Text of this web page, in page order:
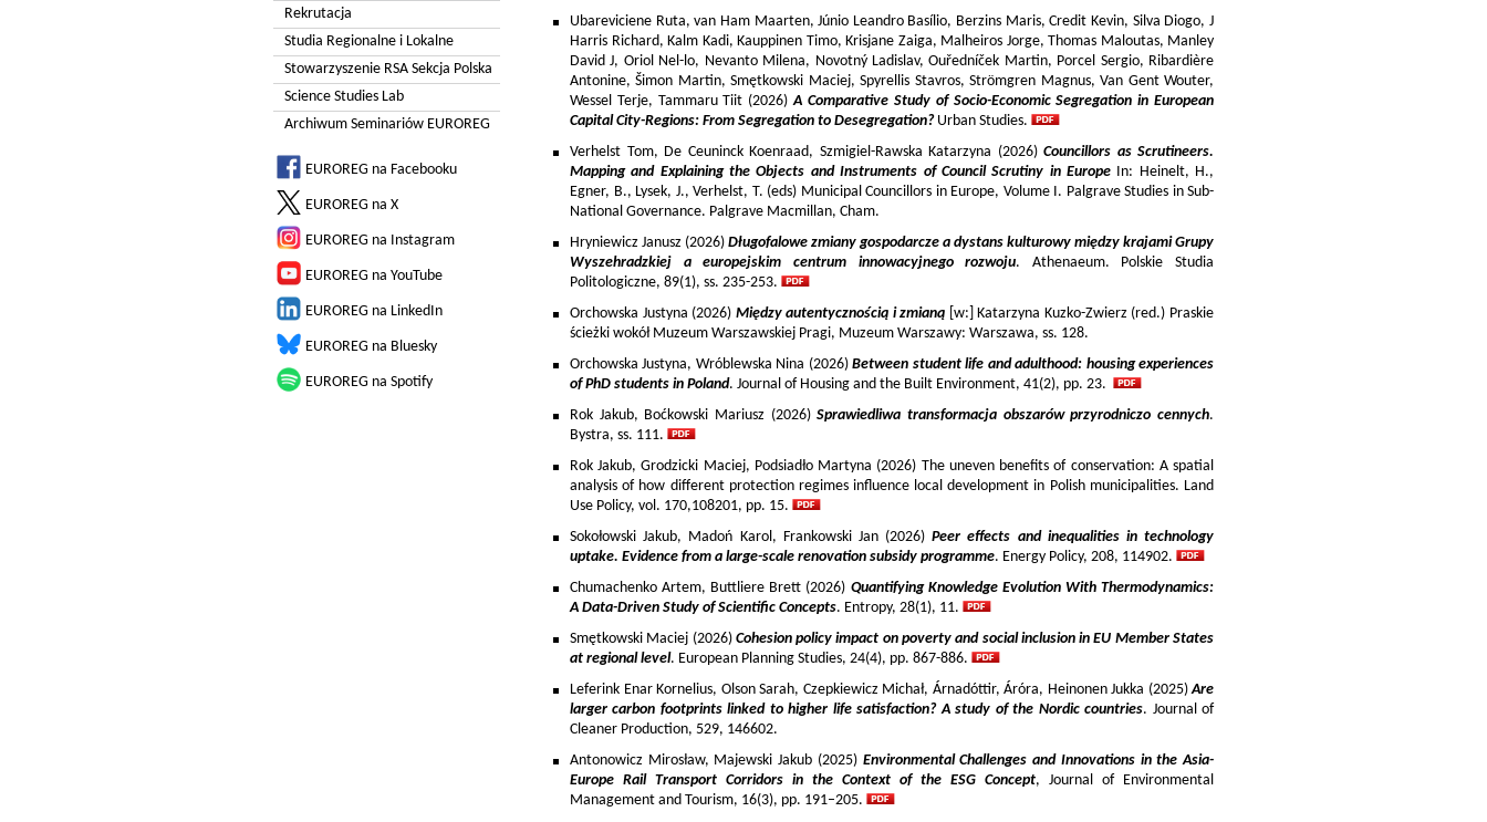
Rekrutacja
Studia Regionalne i Lokalne
Stowarzyszenie RSA Sekcja Polska
Science Studies Lab
Archiwum Seminariów EUROREG
EUROREG na Facebooku
EUROREG na X
EUROREG na Instagram
EUROREG na YouTube
EUROREG na LinkedIn
EUROREG na Bluesky
EUROREG na Spotify
Ubareviciene Ruta, van Ham Maarten, Júnio Leandro Basílio, Berzins Maris, Credit Kevin, Silva Diogo, J
Harris Richard, Kalm Kadi, Kauppinen Timo, Krisjane Zaiga, Malheiros Jorge, Thomas Maloutas, Manley
David J, Oriol Nel-lo, Nevanto Milena, Novotný Ladislav, Ouředníček Martin, Porcel Sergio, Ribardière
Antonine, Šimon Martin, Smętkowski Maciej, Spyrellis Stavros, Strömgren Magnus, Van Gent Wouter,
Wessel Terje, Tammaru Tiit (2026)A Comparative Study of Socio-Economic Segregation in European
Capital City-Regions: From Segregation to Desegregation?Urban Studies.
Verhelst Tom, De Ceuninck Koenraad, Szmigiel-Rawska Katarzyna (2026) Councillors as Scrutineers.
Mapping and Explaining the Objects and Instruments of Council Scrutiny in EuropeIn: Heinelt, H.,
Egner, B., Lysek, J., Verhelst, T. (eds) Municipal Councillors in Europe, Volume I. Palgrave Studies in Sub-
National Governance. Palgrave Macmillan, Cham.
Hryniewicz Janusz (2026) Długofalowe zmiany gospodarcze a dystans kulturowy między krajami Grupy
Wyszehradzkiej a europejskim centrum innowacyjnego rozwoju. Athenaeum. Polskie Studia
Politologiczne, 89(1), ss. 235-253.
Orchowska Justyna (2026) Między autentycznością i zmianą [w:] Katarzyna Kuzko-Zwierz (red.) Praskie
ścieżki wokół Muzeum Warszawskiej Pragi, Muzeum Warszawy: Warszawa, ss. 128.
Orchowska Justyna, Wróblewska Nina (2026)Between student life and adulthood: housing experiences
of PhD students in Poland. Journal of Housing and the Built Environment, 41(2), pp. 23.
Rok Jakub, Boćkowski Mariusz (2026)Sprawiedliwa transformacja obszarów przyrodniczo cennych.
Bystra, ss. 111.
Rok Jakub, Grodzicki Maciej, Podsiadło Martyna (2026) The uneven benefits of conservation: A spatial
analysis of how different protection regimes influence local development in Polish municipalities. Land
Use Policy, vol. 170,108201, pp. 15.
Sokołowski Jakub, Madoń Karol, Frankowski Jan (2026)Peer effects and inequalities in technology
uptake. Evidence from a large-scale renovation subsidy programme. Energy Policy, 208, 114902.
Chumachenko Artem, Buttliere Brett (2026) Quantifying Knowledge Evolution With Thermodynamics:
A Data-Driven Study of Scientific Concepts. Entropy, 28(1), 11.
Smętkowski Maciej (2026) Cohesion policy impact on poverty and social inclusion in EU Member States
at regional level. European Planning Studies, 24(4), pp. 867-886.
Leferink Enar Kornelius, Olson Sarah, Czepkiewicz Michał, Árnadóttir, Áróra, Heinonen Jukka (2025)Are
larger carbon footprints linked to higher life satisfaction? A study of the Nordic countries. Journal of
Cleaner Production, 529, 146602.
Antonowicz Mirosław, Majewski Jakub (2025) Environmental Challenges and Innovations in the Asia-
Europe Rail Transport Corridors in the Context of the ESG Concept, Journal of Environmental
Management and Tourism, 16(3), pp. 191–205.